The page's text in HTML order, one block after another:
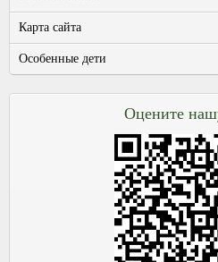
Карта сайта
Особенные дети
Оцените